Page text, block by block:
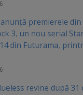
premierele din
3, un nou serial
din Futurama,
revine după 31